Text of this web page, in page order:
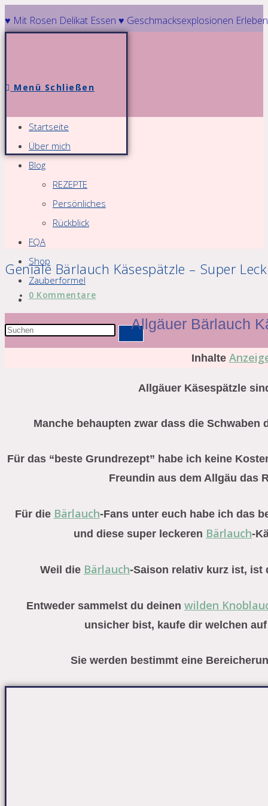
Zum
Inhalt
♥ Mit Rosen Delikat Essen ♥ Geschmacksexplosionen
Menü Schließen
Startseite
Über mich
Blog
REZEPTE
Persönliches
Rückblick
FQA
Shop
Zauberformel
Website-
Suche
umschalten
Diese
Website
Geniale Bärlauch Käsespätzle – Super
Beitrags-
0 Kommentare
Allgäuer Bärlauch
Inhalte
Allgäuer Käsespätzle
Manche behaupten zwar dass die
Für das “beste Grundrezept” habe ich keine
Freundin aus dem Allgäu das
Für die Bärlauch-Fans unter euch habe ich das
und diese super leckeren Bärlauch-
Weil die Bärlauch-Saison relativ kurz ist, ist
Entweder sammelst du deinen wilden
unsicher bist, kaufe dir welchen
Sie werden bestimmt eine